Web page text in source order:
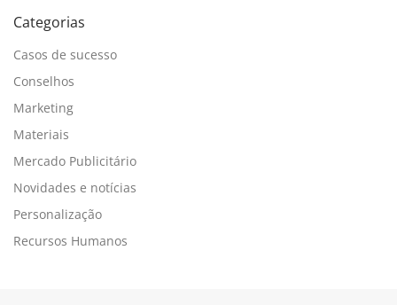
Categorias
Casos de sucesso
Conselhos
Marketing
Materiais
Mercado Publicitário
Novidades e notícias
Personalização
Recursos Humanos